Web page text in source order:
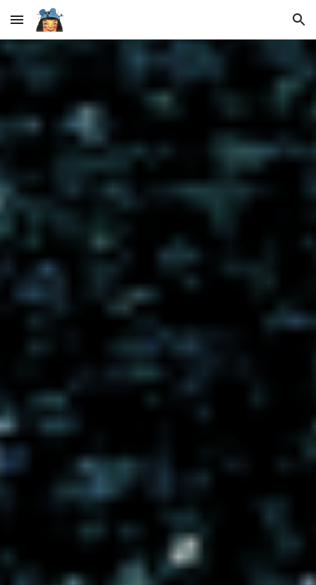
Skip to main content Skip to navigation